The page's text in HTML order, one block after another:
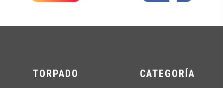
TORPADO CATEGORÍA